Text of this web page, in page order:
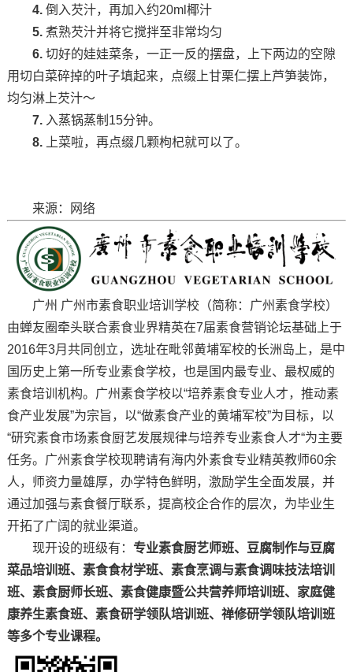
4.倒入芡汁，再加入约20ml椰汁
5.煮熟芡汁并将它搅拌至非常均匀
6. 切好的娃娃菜条，一正一反的摆盘，上下两边的空隙
用切白菜碎掉的叶子填起来，点缀上甘栗仁摆上芦笋装饰，
均匀淋上芡汁～
7. 入蒸锅蒸制15分钟。
8.
上菜啦，再点缀几颗枸杞就可以了。
来源：网络
广州 广州市素食职业培训学校（简称：广州素食学校）
由蝉友圈牵头联合素食业界精英在7届素食营销论坛基础上于
2016年3月共同创立，选址在毗邻黄埔军校的长洲岛上，是中
国历史上第一所专业素食学校，也是国内最专业、最权威的
素食培训机构。广州素食学校以“培养素食专业人才，推动素
食产业发展”为宗旨，以“做素食产业的黄埔军校”为目标，以
“研究素食市场素食厨艺发展规律与培养专业素食人才“为主要
任务。广州素食学校现聘请有海内外素食专业精英教师60余
人，师资力量雄厚，办学特色鲜明，激励学生全面发展，并
通过加强与素食餐厅联系，提高校企合作的层次，为毕业生
开拓了广阔的就业渠道。
现开设的班级有： 专业素食厨艺师班、豆腐制作与豆腐
菜品培训班、素食食材学班、素食烹调与素食调味技法培训
班、素食厨师长班、素食健康暨公共营养师培训班、家庭健
康养生素食班、素食研学领队培训班、禅修研学领队培训班
等多个专业课程。